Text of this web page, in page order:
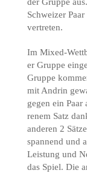
der Gruppe
Schweizer
vertreten.
Im Mixed-
er Gruppe
Gruppe
mit Andrin
gegen ein
renem Satz
anderen 2
spannend und
Leistung und
das Spiel. Die